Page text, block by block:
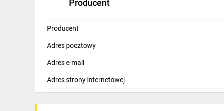
Budowa i Remont
Elektronika
Smart home
Producent
Producent
Adres pocztowy
Adres e-mail
Adres strony internetowej